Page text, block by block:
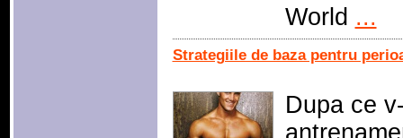
World ...
Strategiile de baza pentru
Dupa ce